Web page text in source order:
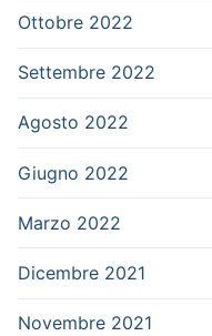
Ottobre 2022
Settembre 2022
Agosto 2022
Giugno 2022
Marzo 2022
Dicembre 2021
Novembre 2021